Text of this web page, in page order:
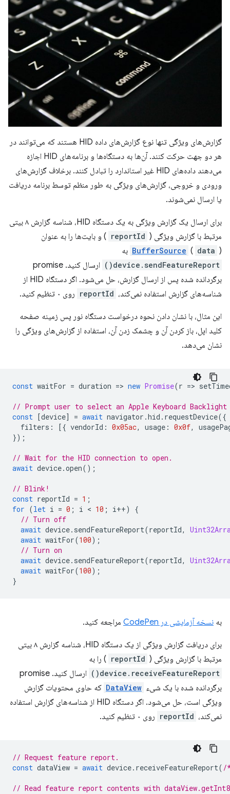
گزارش‌های ویژگی تنها نوع گزارش‌های داده HID هستند که می‌توانند در
هر دو جهت حرکت کنند. آن‌ها به دستگاه‌ها و برنامه‌های HID اجازه
می‌دهند داده‌های HID غیر استاندارد را تبادل کنند. برخلاف گزارش‌های
ورودی و خروجی، گزارش‌های ویژگی به طور منظم توسط برنامه دریافت
یا ارسال نمی‌شوند.
برای ارسال یک گزارش ویژگی به یک دستگاه HID، شناسه گزارش ۸ بیتی
مرتبط با گزارش ویژگی ( reportId ) و بایت‌ها را به عنوان
BufferSource ( data ) به
device.sendFeatureReport()
ارسال کنید. promise
برگردانده شده پس از ارسال گزارش، حل می‌شود. اگر دستگاه HID از
شناسه‌های گزارش استفاده نمی‌کند، reportId روی ۰ تنظیم کنید.
این مثال، با نشان دادن نحوه درخواست دستگاه نور پس زمینه صفحه
کلید اپل، باز کردن آن و چشمک زدن آن، استفاده از گزارش‌های ویژگی را
نشان می‌دهد.
const waitFor = duration => new Promise(r =>
// Prompt user to select an Apple Keyboard
const [device] = await navigator .hid . requestDevice({
filters : [{ vendorId : 0x05ac, usage : 0x0f,
});
// Wait for the HID connection to open.
await device.open();
// Blink!
const reportId = 1 ;
for (let i = 0 ; i < 10 ; i++)
{
// Turn off
await device. sendFeatureReport(reportId,
await waitFor(100);
// Turn on
await device. sendFeatureReport(reportId,
await waitFor(100);
}
به نسخه آزمایشی در CodePen مراجعه کنید.
برای دریافت گزارش ویژگی از یک دستگاه HID، شناسه گزارش ۸ بیتی
مرتبط با گزارش ویژگی ( reportId ) را به
device.receiveFeatureReport()
ارسال کنید. promise
برگردانده شده با یک شیء DataView که حاوی محتویات گزارش
ویژگی است، حل می‌شود. اگر دستگاه HID از شناسه‌های گزارش استفاده
نمی‌کند، reportId روی ۰ تنظیم کنید.
// Request feature report.
const dataView = await device. receiveFeatureReport( /
// Read feature report contents with